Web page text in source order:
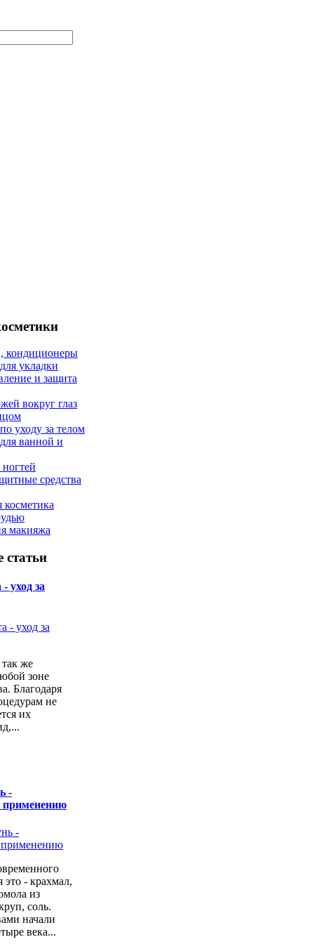
кондиционеры
укладки
и защита
вокруг глаз
уходу за телом
ванной и
средства
макияжа
уход за
же
зоне
Благодаря
не
их
-
применению
это - крахмал,
из
соль.
начали
века...